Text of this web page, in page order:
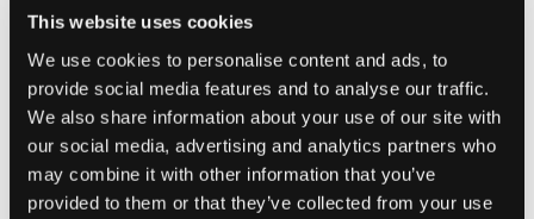
This website uses cookies
We use cookies to personalise content and ads, to
provide social media features and to analyse our traffic.
We also share information about your use of our site with
our social media, advertising and analytics partners who
may combine it with other information that you’ve
provided to them or that they’ve collected from your use
139 €
UGG
W TASMAN II
149 €